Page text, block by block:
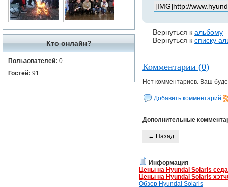
Кто онлайн?
Пользователей: 0
Гостей: 91
Вернуться к альбому
Вернуться к списку
Комментарии (0)
Нет комментариев. Ваш
Добавить комментарий
Дополнительные
← Назад
Информация
Цены на Hyundai Solaris
Цены на Hyundai Solaris
Обзор Hyundai Solaris